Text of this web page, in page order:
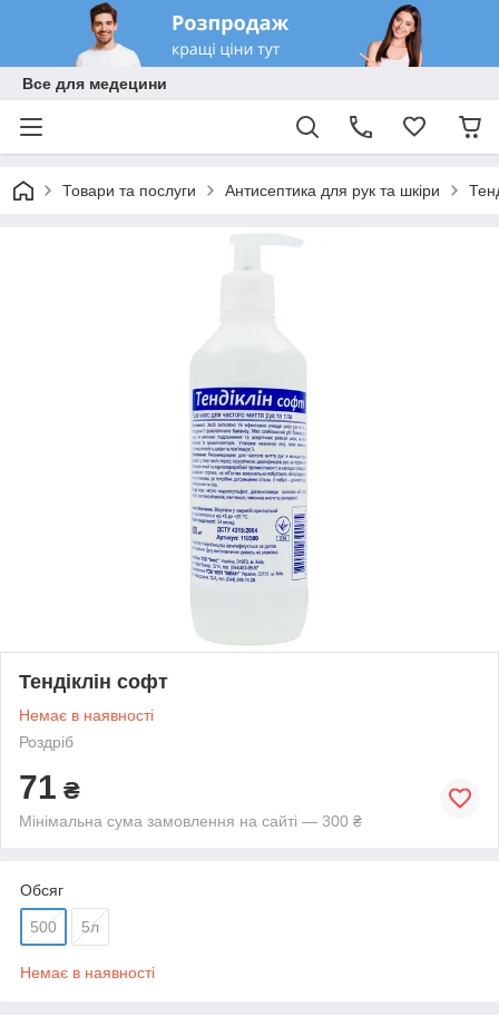
Все для медецини
Товари та послуги Антисептика для рук та шкіри
Тендіклін софт
Немає в наявності
Роздріб
71 ₴
Мінімальна сума замовлення на сайті — 300 ₴
Обсяг
500 5л
Немає в наявності